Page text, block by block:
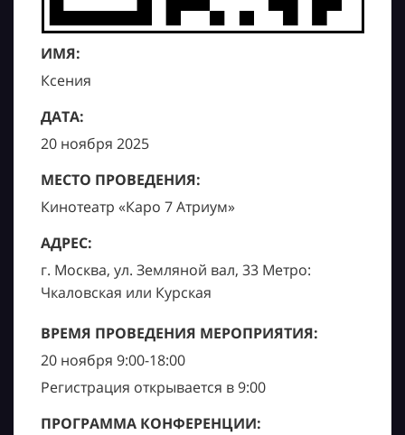
ИМЯ:
Ксения
ДАТА:
20 ноября 2025
МЕСТО ПРОВЕДЕНИЯ:
Кинотеатр «Каро 7 Атриум»
АДРЕС:
г. Москва, ул. Земляной вал, 33 Метро:
Чкаловская или Курская
ВРЕМЯ ПРОВЕДЕНИЯ МЕРОПРИЯТИЯ:
20 ноября 9:00-18:00
Регистрация открывается в 9:00
ПРОГРАММА КОНФЕРЕНЦИИ: